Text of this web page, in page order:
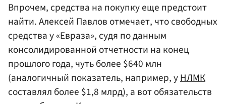
Впрочем, средства на покупку еще предстоит
найти. Алексей Павлов отмечает, что свободных
средства у «Евраза», судя по данным
консолидированной отчетности на конец
прошлого года, чуть более $640 млн
(аналогичный показатель, например, уНЛМК
составлял более $1,8 млрд), а вот обязательств